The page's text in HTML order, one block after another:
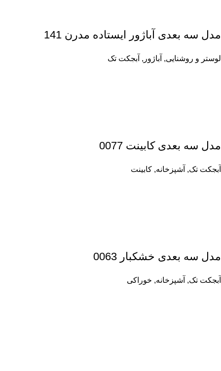
مدل سه بعدی آباژور ایستاده مدرن 141
لوستر و روشنایی, آباژور , آبجکت تک
مدل سه بعدی کابینت 0077
آبجکت تک, آشپزخانه, کابینت
مدل سه بعدی خشکبار 0063
آبجکت تک, آشپزخانه, خوراکی